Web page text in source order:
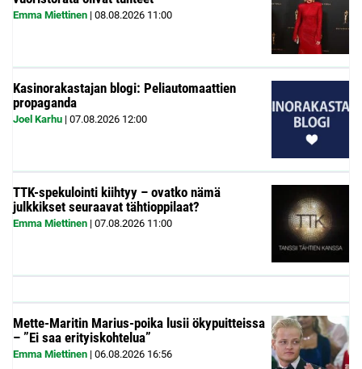
Emma Miettinen | 08.08.2026 11:00
Kasinorakastajan blogi: Peliautomaattien
propaganda
Joel Karhu | 07.08.2026 12:00
TTK-spekulointi kiihtyy – ovatko nämä
julkkikset seuraavat tähtioppilaat?
Emma Miettinen | 07.08.2026 11:00
Mette-Maritin Marius-poika lusii ökypuitteissa
– ”Ei saa erityiskohtelua”
Emma Miettinen | 06.08.2026 16:56